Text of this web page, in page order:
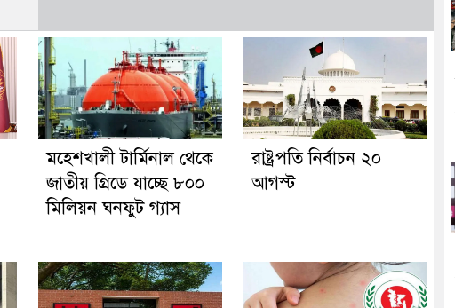
মহেশখালী টার্মিনাল থেকে
জাতীয় গ্রিডে যাচ্ছে ৮০০
মিলিয়ন ঘনফুট গ্যাস
রাষ্ট্রপতি নির্বাচন ২০
আগস্ট